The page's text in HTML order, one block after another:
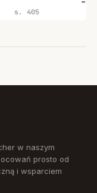
s. 405
w naszym
prosto od
i wsparciem